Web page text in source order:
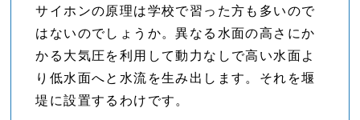
サイホンの原理は学校で習った方も多いので
はないのでしょうか。異なる水面の高さにか
かる大気圧を利用して動力なしで高い水面よ
り低水面へと水流を生み出します。それを堰
堤に設置するわけです。